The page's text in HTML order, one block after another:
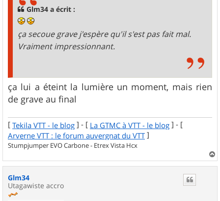
Glm34 a écrit :
ça secoue grave j'espère qu'il s'est pas fait mal.
Vraiment impressionnant.
ça lui a éteint la lumière un moment, mais rien
de grave au final
[ Tekila VTT - le blog ] - [ La GTMC à VTT - le blog ] - [
Arverne VTT : le forum auvergnat du VTT ]
Stumpjumper EVO Carbone - Etrex Vista Hcx
a
Glm34
Utagawiste accro